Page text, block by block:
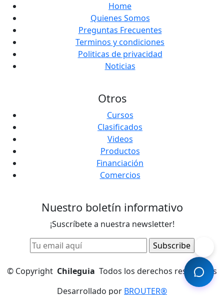
Home
Quienes Somos
Preguntas Frecuentes
Terminos y condiciones
Politicas de privacidad
Noticias
Otros
Cursos
Clasificados
Videos
Productos
Financiación
Comercios
Nuestro boletín informativo
¡Suscríbete a nuestra newsletter!
© Copyright Chileguia Todos los derechos reservados
Desarrollado por BROUTER®